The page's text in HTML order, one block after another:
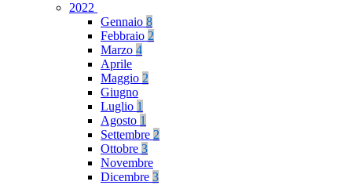
2022
Gennaio 8
Febbraio 2
Marzo 4
Aprile
Maggio 2
Giugno
Luglio 1
Agosto 1
Settembre 2
Ottobre 3
Novembre
Dicembre 3